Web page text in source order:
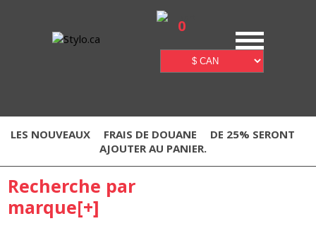
0
LES NOUVEAUX FRAIS DE DOUANE
DE 25% SERONT
AJOUTER AU PANIER.
Recherche par
marque[+]